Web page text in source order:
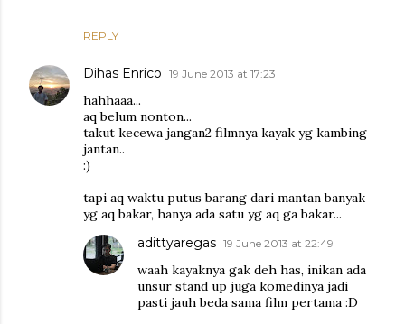
REPLY
Dihas Enrico 19 June 2013 at 17:23
hahhaaa...
aq belum nonton...
takut kecewa jangan2 filmnya kayak yg kambing
jantan..
:)
tapi aq waktu putus barang dari mantan banyak
yg aq bakar, hanya ada satu yg aq ga bakar...
adittyaregas 19 June 2013 at 22:49
waah kayaknya gak deh has, inikan ada
unsur stand up juga komedinya jadi
pasti jauh beda sama film pertama :D